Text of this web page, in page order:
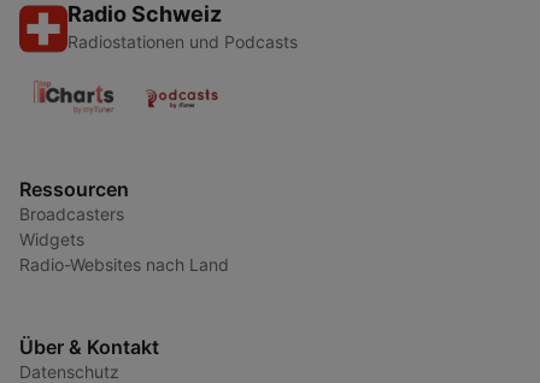
Radio Schweiz
Radiostationen und Podcasts
Ressourcen
Broadcasters
Widgets
Radio-Websites nach Land
Über & Kontakt
Datenschutz